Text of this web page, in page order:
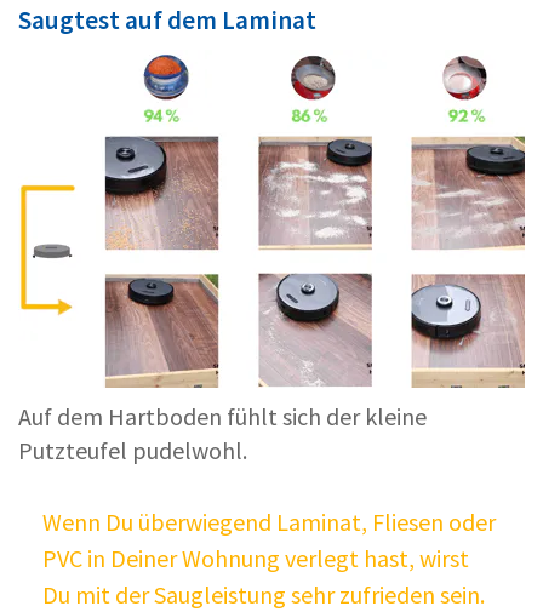
Saugtest auf dem Laminat
Auf dem Hartboden fühlt sich der kleine
Putzteufel pudelwohl.
Wenn Du überwiegend Laminat, Fliesen oder
PVC in Deiner Wohnung verlegt hast, wirst
Du mit der Saugleistung sehr zufrieden sein.